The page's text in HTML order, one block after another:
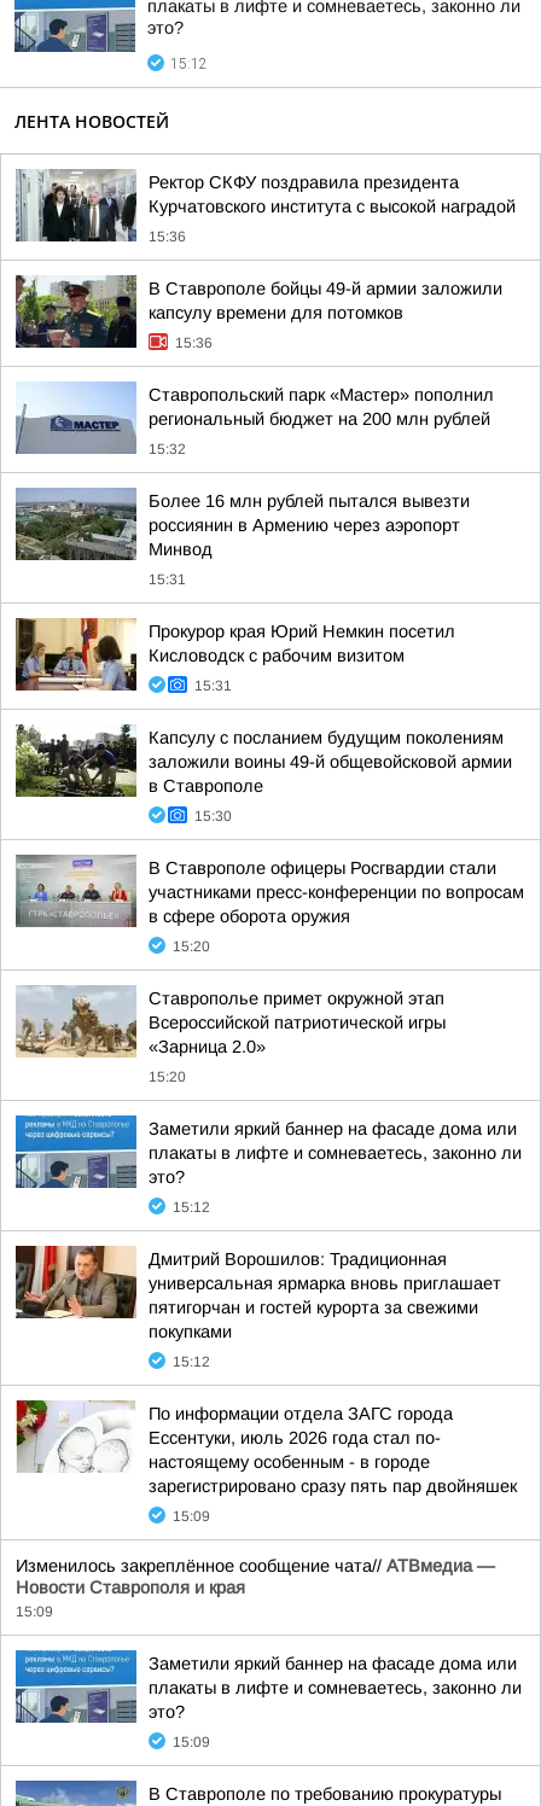
плакаты в лифте и сомневаетесь, законно ли
это?
15:12
ЛЕНТА НОВОСТЕЙ
Ректор СКФУ поздравила президента
Курчатовского института с высокой наградой
15:36
В Ставрополе бойцы 49-й армии заложили
капсулу времени для потомков
15:36
Ставропольский парк «Мастер» пополнил
региональный бюджет на 200 млн рублей
15:32
Более 16 млн рублей пытался вывезти
россиянин в Армению через аэропорт
Минвод
15:31
Прокурор края Юрий Немкин посетил
Кисловодск с рабочим визитом
15:31
Капсулу с посланием будущим поколениям
заложили воины 49-й общевойсковой армии
в Ставрополе
15:30
В Ставрополе офицеры Росгвардии стали
участниками пресс-конференции по вопросам
в сфере оборота оружия
15:20
Ставрополье примет окружной этап
Всероссийской патриотической игры
«Зарница 2.0»
15:20
Заметили яркий баннер на фасаде дома или
плакаты в лифте и сомневаетесь, законно ли
это?
15:12
Дмитрий Ворошилов: Традиционная
универсальная ярмарка вновь приглашает
пятигорчан и гостей курорта за свежими
покупками
15:12
По информации отдела ЗАГС города
Ессентуки, июль 2026 года стал по-
настоящему особенным - в городе
зарегистрировано сразу пять пар двойняшек
15:09
Изменилось закреплённое сообщение чата// АТВмедиа —
Новости Ставрополя и края
15:09
Заметили яркий баннер на фасаде дома или
плакаты в лифте и сомневаетесь, законно ли
это?
15:09
В Ставрополе по требованию прокуратуры